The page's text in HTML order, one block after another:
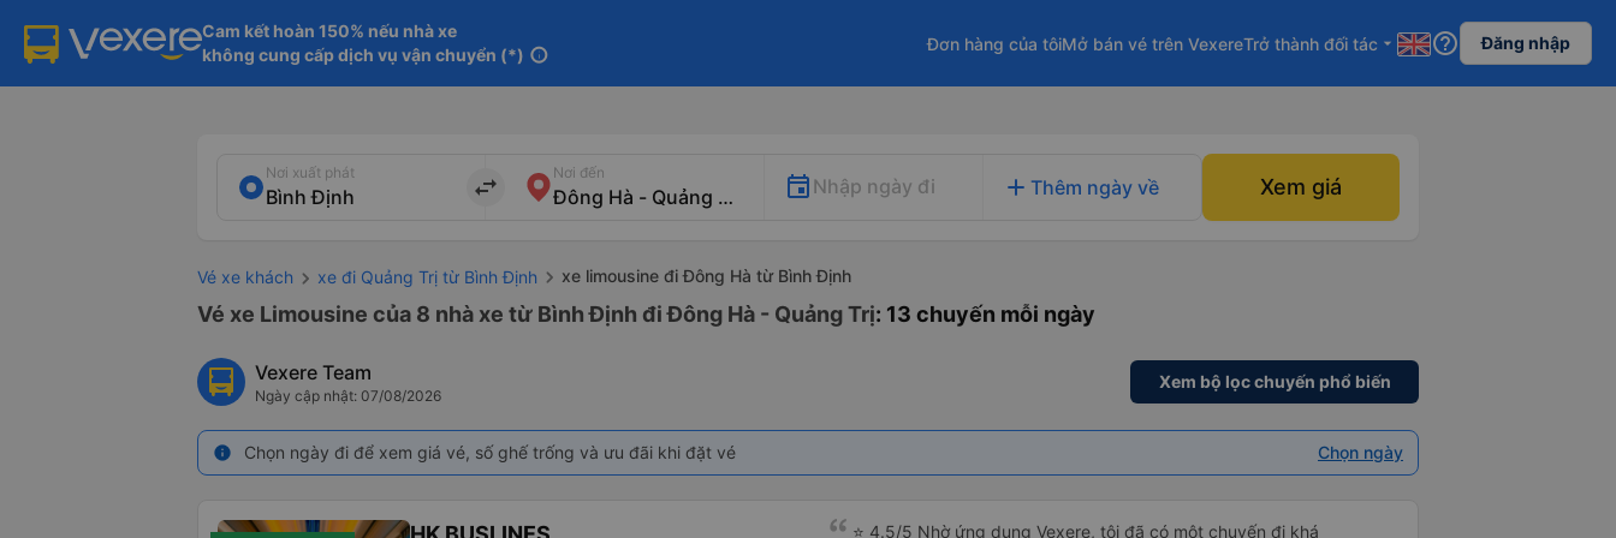
Cam kết hoàn 150% nếu nhà xe
không cung cấp dịch vụ vận chuyển (*) info
Đơn hàng của tôiMở bán vé trên VexereTrở thành đối tác arrow_drop_down help_outline Đăng nhập
Nơi xuất phát
import_export
Nơi đến
Nhập ngày đi add Thêm ngày về Xem giá
Vé xe khách xe đi Quảng Trị từ Bình Định xe limousine đi Đông Hà từ Bình Định
Vé xe Limousine của 8 nhà xe từ Bình Định đi Đông Hà - Quảng Trị: 13 chuyến mỗi ngày
Vexere Team
Ngày cập nhật: 07/08/2026
Xem bộ lọc chuyến phổ biến
info Chọn ngày đi để xem giá vé, số ghế trống và ưu đãi khi đặt vé Chọn ngày
⭐ 4.5/5 Nhờ ứng dụng Vexere, tôi đã có một chuyến đi khá